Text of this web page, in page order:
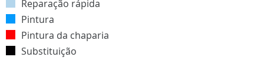
Reparação rápida
Pintura
Pintura da chaparia
Substituição